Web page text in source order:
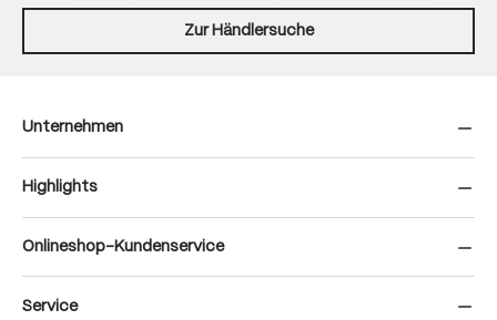
Zur Händlersuche
Unternehmen
Highlights
Onlineshop-Kundenservice
Service